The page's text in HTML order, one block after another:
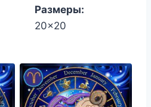
Размеры:
20x20